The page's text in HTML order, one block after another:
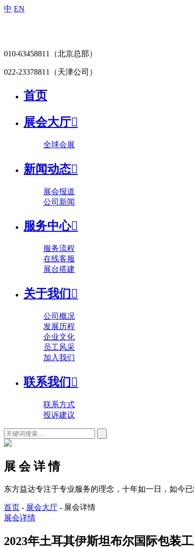
中 EN
010-63458811 （北京总部）
022-23378811 （天津公司）
首页
展会大厅
全球会展
新闻动态
展会报道
公司新闻
服务中心
服务流程
在线客服
展台搭建
关于我们 
公司概况
发展历程
企业文化
员工风采
加入我们
联系我们 
联系方式
投诉建议
展 会 详 情
东方益达专注于专业服务的理念，十年如一日，如今
首页 - 展会大厅 - 展会详情
展会详情
2023年土耳其伊斯坦布尔国际包装